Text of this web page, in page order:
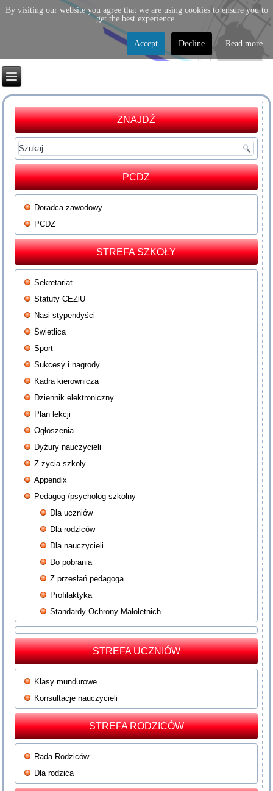
ZNAJDŹ
PCDZ
Doradca zawodowy
PCDZ
STREFA SZKOŁY
Sekretariat
Statuty CEZiU
Nasi stypendyści
Świetlica
Sport
Sukcesy i nagrody
Kadra kierownicza
Dziennik elektroniczny
Plan lekcji
Ogłoszenia
Dyżury nauczycieli
Z życia szkoły
Appendix
Pedagog /psycholog szkolny
Dla uczniów
Dla rodziców
Dla nauczycieli
Do pobrania
Z przesłań pedagoga
Profilaktyka
Standardy Ochrony Małoletnich
STREFA UCZNIÓW
Klasy mundurowe
Konsultacje nauczycieli
STREFA RODZICÓW
Rada Rodziców
Dla rodzica
By visiting our website you agree that we are using cookies to ensure you to
get the best experience.
Accept Decline Read more